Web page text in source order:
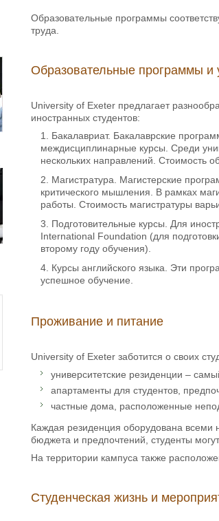
Образовательные программы
труда.
Образовательные программы и
University of Exeter предлагает
иностранных студентов:
Бакалавриат. Бакалаврские
междисциплинарные курсы. Среди
нескольких направлений. Стоимость
Магистратура. Магистерские
критического мышления. В рамках
работы. Стоимость магистратуры
Подготовительные курсы. Для
International Foundation (для
второму году обучения).
Курсы английского языка. Эти
успешное обучение.
Проживание и питание
University of Exeter заботится о своих
университетские резиденции –
апартаменты для студентов,
частные дома, расположенные
Каждая резиденция оборудована
бюджета и предпочтений, студенты
На территории кампуса также
Студенческая жизнь и